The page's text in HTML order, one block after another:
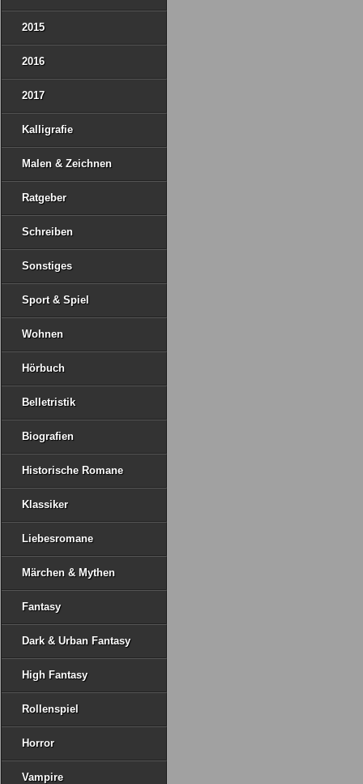
2015
2016
2017
Kalligrafie
Malen & Zeichnen
Ratgeber
Schreiben
Sonstiges
Sport & Spiel
Wohnen
Hörbuch
Belletristik
Biografien
Historische Romane
Klassiker
Liebesromane
Märchen & Mythen
Fantasy
Dark & Urban Fantasy
High Fantasy
Rollenspiel
Horror
Vampire